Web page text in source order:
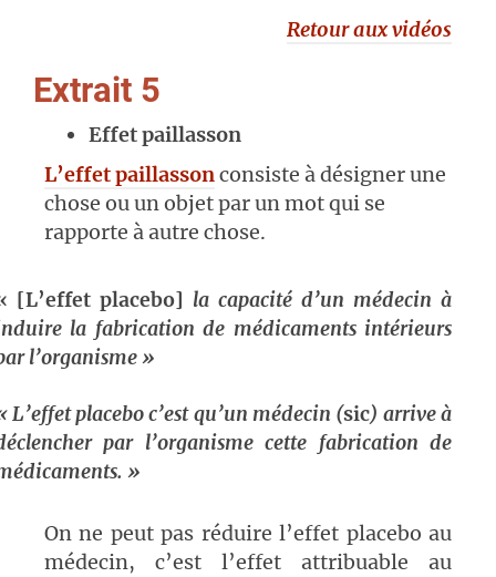
Retour aux vidéos
Extrait 5
Effet paillasson
L’effet paillassonconsiste à désigner une
chose ou un objet par un mot qui se
rapporte à autre chose.
[L’effet placebo] la capacité d’un médecin à
la fabrication de médicaments intérieurs
l’organisme »
L’effet placebo c’est qu’un médecin (sic) arrive à
par l’organisme cette fabrication de
»
On ne peut pas réduire l’effet placebo au
médecin, c’est l’effet attribuable au